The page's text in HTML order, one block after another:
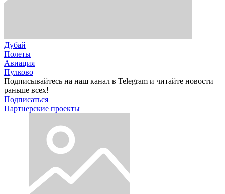
Дубай
Полеты
Авиация
Пулково
Подписывайтесь на наш канал в Telegram и читайте новости
раньше всех!
Подписаться
Партнерские проекты